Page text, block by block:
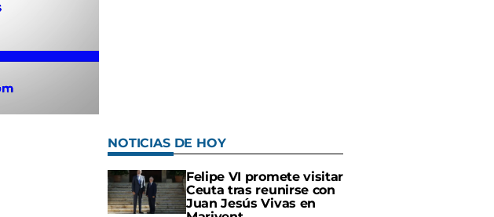
NOTICIAS DE HOY
Felipe VI promete visitar
Ceuta tras reunirse con
Juan Jesús Vivas en